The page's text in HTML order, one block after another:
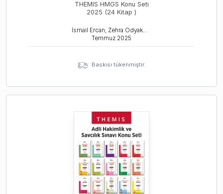
THEMIS HMGS Konu Seti
2025 (24 Kitap )
İsmail Ercan, Zehra Odyakmaz, Tamer Bozkurt
Temmuz 2025
Baskısı tükenmiştir.